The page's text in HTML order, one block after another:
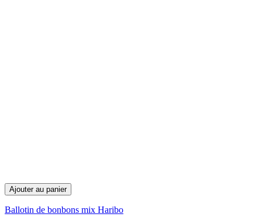
Ajouter au panier
Ballotin de bonbons mix Haribo